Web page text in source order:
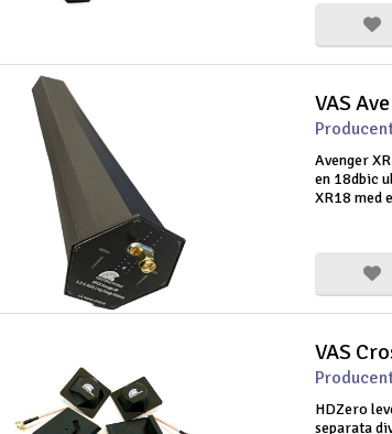
Avenger
en 18dbic
XR18 med
HDZero
separata